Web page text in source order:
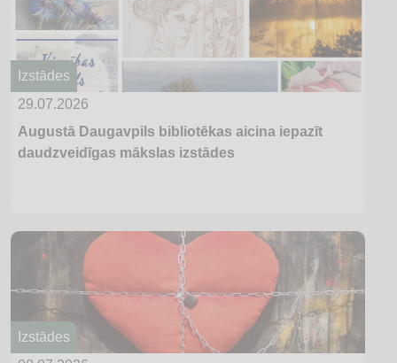
Izstādes
29.07.2026
Augustā Daugavpils bibliotēkas aicina iepazīt
daudzveidīgas mākslas izstādes
Izstādes